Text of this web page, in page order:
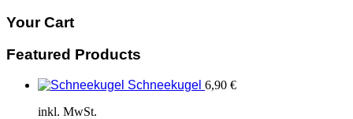
Your Cart
Featured Products
Schneekugel 6,90 €
inkl. MwSt.